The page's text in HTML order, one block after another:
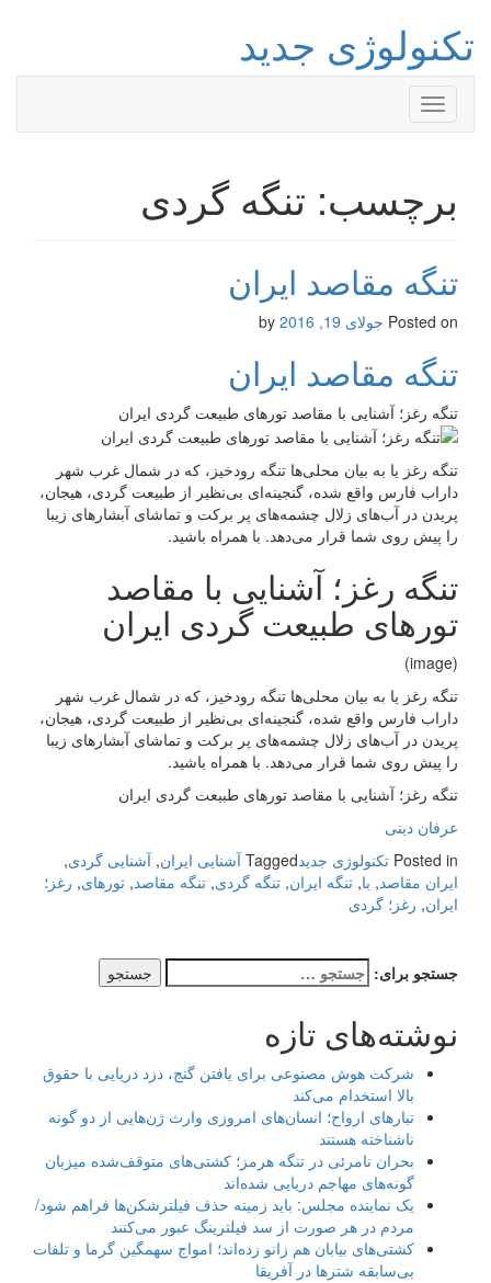
تکنولوژی جدید
Toggle
navigation
برچسب: تنگه گردی
تنگه مقاصد ایران
Posted on جولای 19, 2016
تنگه مقاصد ایران
تنگه رغز؛ آشنایی با مقاصد تورهای طبیعت گردی ایران
تنگه رغز یا به بیان محلی‌ها تنگه رودخیز، که در شمال غرب شهر
داراب فارس واقع شده، گنجینه‌ای بی‌نظیر از طبیعت گردی، هیجان،
پریدن در آب‌های زلال چشمه‌های پر برکت و تماشای آبشارهای زیبا
را پیش روی شما قرار می‌دهد. با همراه باشید.
تنگه رغز؛ آشنایی با مقاصد
تورهای طبیعت گردی ایران
(image)
تنگه رغز یا به بیان محلی‌ها تنگه رودخیز، که در شمال غرب شهر
داراب فارس واقع شده، گنجینه‌ای بی‌نظیر از طبیعت گردی، هیجان،
پریدن در آب‌های زلال چشمه‌های پر برکت و تماشای آبشارهای زیبا
را پیش روی شما قرار می‌دهد. با همراه باشید.
تنگه رغز؛ آشنایی با مقاصد تورهای طبیعت گردی ایران
عرفان دینی
Posted in تکنولوژی جدیدTagged آشنایی ایران,آشنایی گردی,
ایران مقاصد, با, تنگه ایران, تنگه گردی, تنگه مقاصد, تورهای, رغز؛
ایران, رغز؛ گردی
جستجو برای:
نوشته‌های تازه
شرکت هوش مصنوعی برای یافتن گنج، دزد دریایی با حقوق
بالا استخدام می‌کند
تبارهای ارواح؛ انسان‌های امروزی وارث ژن‌هایی از دو گونه
ناشناخته هستند
بحران نامرئی در تنگه هرمز؛ کشتی‌های متوقف‌شده میزبان
گونه‌های مهاجم دریایی شده‌اند
یک نماینده مجلس: باید زمینه حذف فیلترشکن‌ها فراهم شود/
مردم در هر صورت از سد فیلترینگ عبور می‌کنند
کشتی‌های بیابان هم زانو زده‌اند؛ امواج سهمگین گرما و تلفات
بی‌سابقه شترها در آفریقا